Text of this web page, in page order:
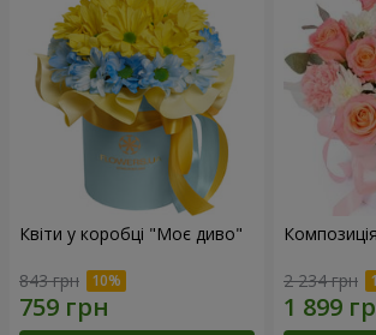
Квіти у коробці "Моє диво"
843 грн 2 234 грн